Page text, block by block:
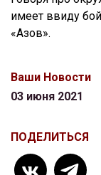
имеет ввиду
«Азов».
Ваши Новости
03 июня 2021
ПОДЕЛИТЬСЯ